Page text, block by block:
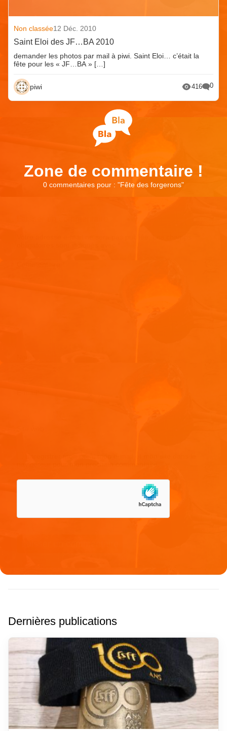
Non classée12 Déc. 2010
Saint Eloi des JF…BA 2010
demander les photos par mail à piwi. Saint Eloi… c’était la
fête pour les « JF…BA » […]
piwi 416 0
Zone de commentaire !
0 commentaires pour : "Fête des forgerons"
Dernières publications